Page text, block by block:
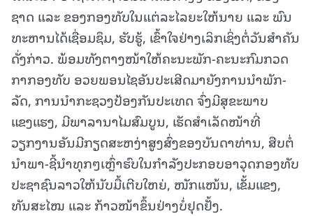
ຊາດ ແລະ ຂອງກອງທັບໃນແຕ່ລະໄລຍະໃຫ້ນາຍ ແລະ ພົນ
ທະຫານໄດ້ເຊື່ອມຊຶມ, ຮັບຮູ້, ເຂົ້າໃຈຢ່າງເລິກເຊິ່ງຕໍ່ວັນສໍາຄັນ
ດັ່ງກ່າວ. ພ້ອມທັງຕາງໜ້າໃຫ້ຄະນະພັກ-ຄະນະກົມກວດ
ກາກອງທັບ ອວຍພອນໄຊອັນປະເສີດມາຍັງການນໍາພັກ-
ລັດ, ການນໍາກະຊວງປ້ອງກັນປະເທດ ຈົ່ງມີສຸຂະພາບ
ແຂງແຮງ, ມີພາລານາໄມສົມບູນ, ເຮັດສຳເລັດໜ້າທີ່
ວຽກງານອັນມີກຽດສະຫງ່າສູງສົ່ງຂອງບັນດາທ່ານ, ສືບຕໍ່
ນໍາພາ-ຊີ້ນຳທຸກໆເຫຼົ່າຮົບໃນກຳລັງປະກອບອາວຸດກອງທັບ
ປະຊາຊົນລາວໃຫ້ນັບມື້ເຕີບໃຫຍ່, ໜັກແໜ້ນ, ເຂັ້ມແຂງ,
ທັນສະໄໝ ແລະ ກ້າວໜ້າຂຶ້ນຢ່າງບໍ່ຢຸດຢັ້ງ.